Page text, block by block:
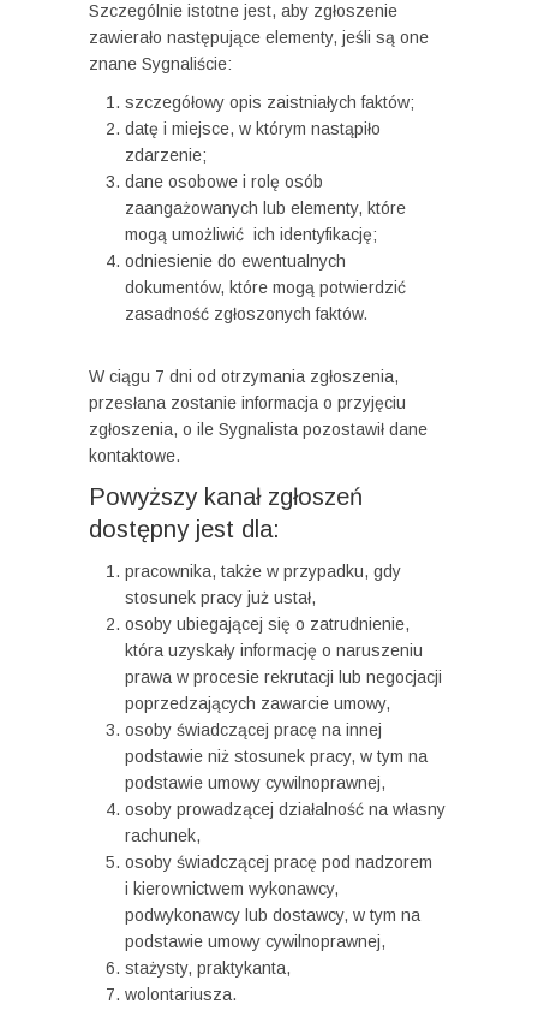
Szczególnie istotne jest, aby zgłoszenie
zawierało następujące elementy, jeśli są one
znane Sygnaliście:
szczegółowy opis zaistniałych faktów;
datę i miejsce, w którym nastąpiło
zdarzenie;
dane osobowe i rolę osób
zaangażowanych lub elementy, które
mogą umożliwić ich identyfikację;
odniesienie do ewentualnych
dokumentów, które mogą potwierdzić
zasadność zgłoszonych faktów.
W ciągu 7 dni od otrzymania zgłoszenia,
przesłana zostanie informacja o przyjęciu
zgłoszenia, o ile Sygnalista pozostawił dane
kontaktowe.
Powyższy kanał zgłoszeń
dostępny jest dla:
pracownika, także w przypadku, gdy
stosunek pracy już ustał,
osoby ubiegającej się o zatrudnienie,
która uzyskały informację o naruszeniu
prawa w procesie rekrutacji lub negocjacji
poprzedzających zawarcie umowy,
osoby świadczącej pracę na innej
podstawie niż stosunek pracy, w tym na
podstawie umowy cywilnoprawnej,
osoby prowadzącej działalność na własny
rachunek,
osoby świadczącej pracę pod nadzorem
i kierownictwem wykonawcy,
podwykonawcy lub dostawcy, w tym na
podstawie umowy cywilnoprawnej,
stażysty, praktykanta,
wolontariusza.